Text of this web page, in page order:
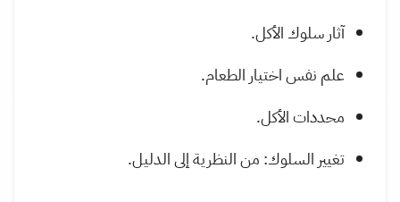
آثار سلوك الأكل.
علم نفس اختيار الطعام.
محددات الأكل.
تغيير السلوك: من النظرية إلى الدليل.